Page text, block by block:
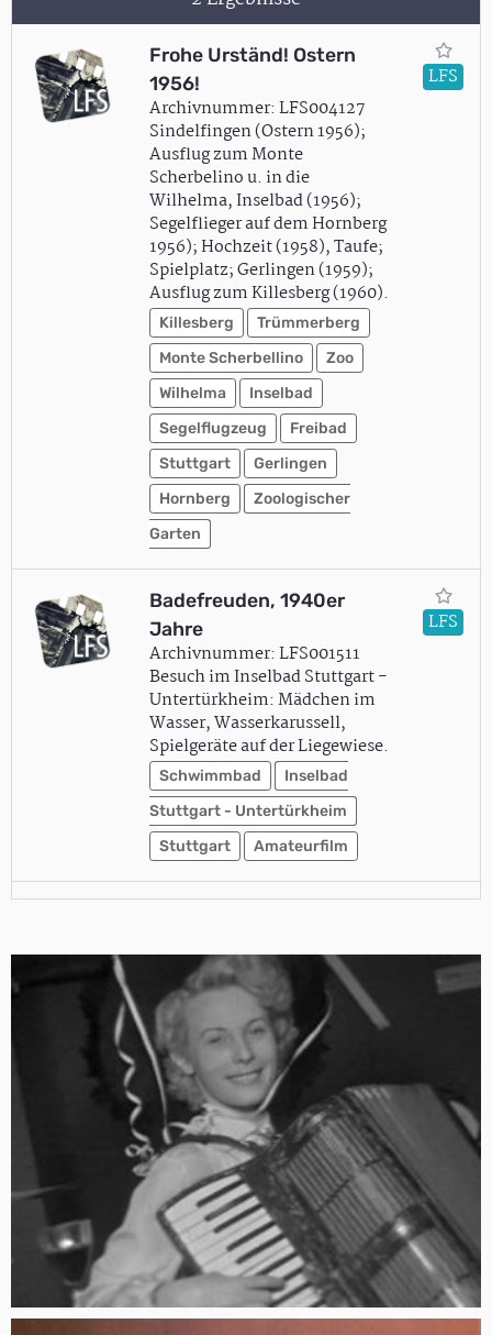
Frohe Urständ! Ostern
1956!
Archivnummer: LFS004127
Sindelfingen (Ostern 1956);
Ausflug zum Monte
Scherbelino u. in die
Wilhelma, Inselbad (1956);
Segelflieger auf dem Hornberg
1956); Hochzeit (1958), Taufe;
Spielplatz; Gerlingen (1959);
Ausflug zum Killesberg (1960).
Killesberg
Trümmerberg
Monte Scherbellino
Zoo
Wilhelma
Inselbad
Segelflugzeug
Freibad
Stuttgart
Gerlingen
Hornberg
Zoologischer
Garten
LFS
Badefreuden, 1940er
Jahre
Archivnummer: LFS001511
Besuch im Inselbad Stuttgart -
Untertürkheim: Mädchen im
Wasser, Wasserkarussell,
Spielgeräte auf der Liegewiese.
Schwimmbad
Inselbad
Stuttgart - Untertürkheim
Stuttgart
Amateurfilm
LFS